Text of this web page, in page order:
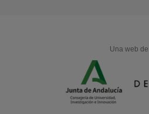
Una web de: